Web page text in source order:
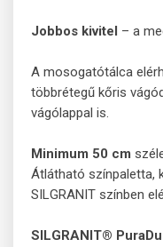
Jobbos kivitel – a
A mosogatótálca
többrétegű kőris
vágólappal is.
Minimum 50 cm
Átlátható színpaletta,
SILGRANIT színben
SILGRANIT®